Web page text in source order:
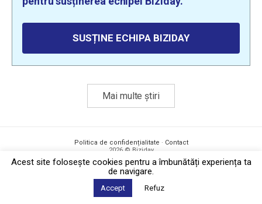
SUSȚINE ECHIPA BIZIDAY
Mai multe știri
Politica de confidențialitate · Contact
2026 © Biziday
Acest site foloseşte cookies pentru a îmbunătăți experiența ta
de navigare.
Accept Refuz